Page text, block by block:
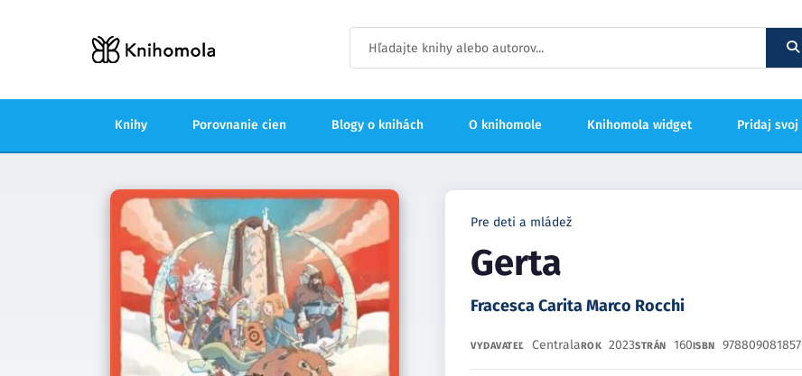
Knihy Porovnanie cien Blogy o knihách O knihomole Knihomola widget Pridaj svoj
Pre deti a mládež
Gerta
Fracesca Carita Marco Rocchi
VYDAVATEĽ CentralaROK 2023STRÁN 160ISBN